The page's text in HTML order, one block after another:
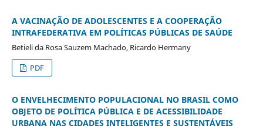
A VACINAÇÃO DE ADOLESCENTES E A COOPERAÇÃO
INTRAFEDERATIVA EM POLÍTICAS PÚBLICAS DE SAÚDE
Betieli da Rosa Sauzem Machado, Ricardo Hermany
PDF
O ENVELHECIMENTO POPULACIONAL NO BRASIL COMO
OBJETO DE POLÍTICA PÚBLICA E DE ACESSIBILIDADE
URBANA NAS CIDADES INTELIGENTES E SUSTENTÁVEIS